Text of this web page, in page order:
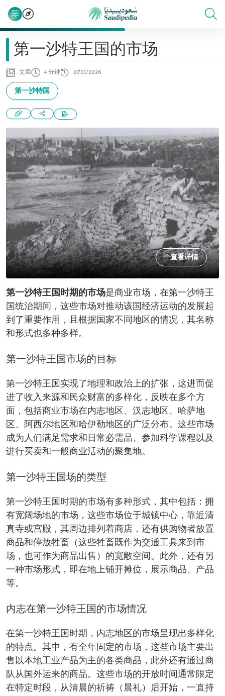
第一沙特王国的市场
文章 4 分钟 27/01/2026
第一沙特国
查看详情
第一沙特王国时期的市场是商业市场，在第一沙特王
国统治期间，这些市场对推动该国经济运动的发展起
到了重要作用，且根据国家不同地区的情况，其名称
和形式也多种多样。
第一沙特王国市场的目标
第一沙特王国实现了地理和政治上的扩张，这进而促
进了收入来源和民众财富的多样化，反映在多个方
面，包括商业市场在内志地区、汉志地区、哈萨地
区、阿西尔地区和哈伊勒地区的广泛分布。这些市场
成为人们满足需求和日常必需品、参加科学课程以及
进行买卖和一般商业活动的聚集地。
第一沙特王国场的类型
第一沙特王国时期的市场有多种形式，其中包括：拥
有宽阔场地的市场，这些市场位于城镇中心，靠近清
真寺或宫殿，其周边排列着商店，还有供购物者放置
商品和停放牲畜（这些牲畜既作为交通工具来到市
场，也可作为商品出售）的宽敞空间。此外，还有另
一种市场形式，即在地上铺开摊位，展示商品、产品
等。
内志在第一沙特王国的市场情况
在第一沙特王国时期，内志地区的市场呈现出多样化
的特点。其中，有全年固定的市场，这些市场主要出
售以本地工业产品为主的各类商品，此外还有通过商
队从国外运来的商品。这些市场的开放时间通常限定
在特定时段，从清晨的祈祷（晨礼）后开始，一直持